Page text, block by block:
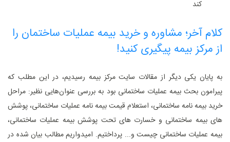
کند
کلام آخر؛ مشاوره و خرید بیمه عملیات ساختمان را
از مرکز بیمه پیگیری کنید!
به پایان یکی دیگر از مقالات سایت مرکز بیمه رسیدیم، در این مطلب که
پیرامون بحث بیمه عملیات ساختمانی بود به بررسی عنوان‌هایی نظیر: مراحل
خرید بیمه نامه ساختمانی، استعلام قیمت بیمه نامه عملیات ساختمانی، پوشش
های بیمه ساختمانی و خسارت های تحت پوشش بیمه عملیات ساختمانی،
بیمه عملیات ساختمانی چیست و... پرداختیم. امیدواریم مطالب بیان شده در